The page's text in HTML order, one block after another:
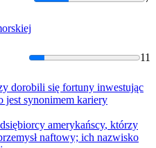
11
dorobili się fortuny inwestując
jest synonimem kariery
amerykańscy, którzy
naftowy; ich nazwisko